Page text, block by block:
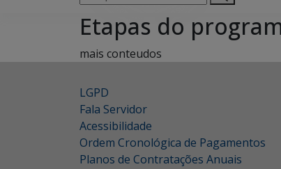
por:
Etapas do
mais conteudos
LGPD
Fala Servidor
Acessibilidade
Ordem Cronológica de Pagamentos
Planos de Contratações Anuais